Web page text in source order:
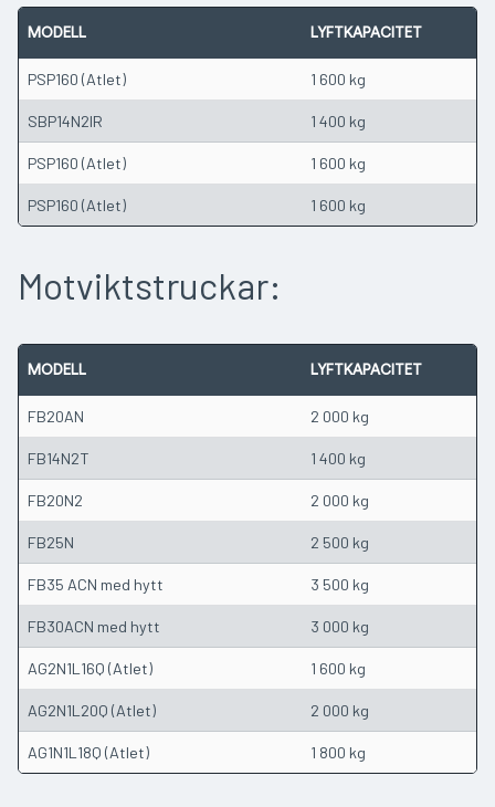
MODELL LYFTKAPACITET
PSP160 (Atlet) 1 600 kg
SBP14N2IR 1 400 kg
PSP160 (Atlet) 1 600 kg
PSP160 (Atlet) 1 600 kg
Motviktstruckar:
MODELL LYFTKAPACITET
FB20AN 2 000 kg
FB14N2T 1 400 kg
FB20N2 2 000 kg
FB25N 2 500 kg
FB35 ACN med hytt 3 500 kg
FB30ACN med hytt 3 000 kg
AG2N1L16Q (Atlet) 1 600 kg
AG2N1L20Q (Atlet) 2 000 kg
AG1N1L18Q (Atlet) 1 800 kg